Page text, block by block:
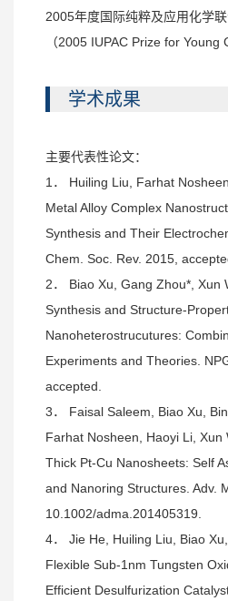
2005年度国际纯粹及应用化学
（2005 IUPAC Prize for Young
学术成果
主要代表性论文：
1． Huiling Liu, Farhat
Metal Alloy Complex
Synthesis and Their
Chem. Soc. Rev. 2015,
2． Biao Xu, Gang Zhou*, Xun
Synthesis and Structure-
Nanoheterostrucutures:
Experiments and Theories.
accepted.
3． Faisal Saleem, Biao Xu,
Farhat Nosheen, Haoyi Li, Xun
Thick Pt-Cu Nanosheets: Self
and Nanoring Structures. Adv.
10.1002/adma.201405319.
4． Jie He, Huiling Liu, Biao
Flexible Sub-1nm Tungsten
Efficient Desulfurization